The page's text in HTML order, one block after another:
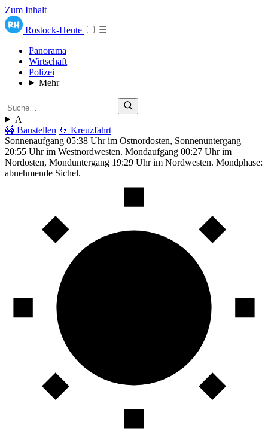
Zum Inhalt
Rostock-Heute
☰
Panorama
Wirtschaft
Polizei
Mehr
A
🚧 Baustellen 🚢 Kreuzfahrt
Sonnenaufgang 05:38 Uhr im Ostnordosten, Sonnenuntergang
20:55 Uhr im Westnordwesten. Mondaufgang 00:27 Uhr im
Nordosten, Monduntergang 19:29 Uhr im Nordwesten. Mondphase:
abnehmende Sichel.